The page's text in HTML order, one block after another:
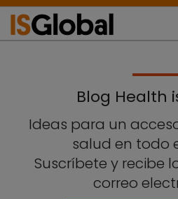
Blog Health
Ideas para un
salud en todo
Suscríbete y recibe
correo